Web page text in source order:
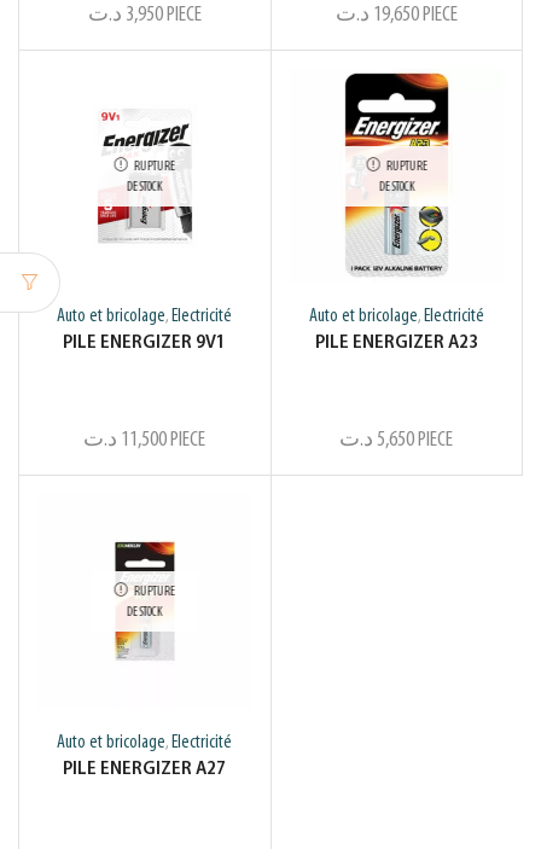
3,950 د.ت PIECE 19,650 د.ت PIECE
RUPTURE
DE STOCK
Auto et bricolage, Electricité
PILE ENERGIZER 9V1
11,500 د.ت PIECE
RUPTURE
DE STOCK
Auto et bricolage, Electricité
PILE ENERGIZER A23
5,650 د.ت PIECE
RUPTURE
DE STOCK
Auto et bricolage, Electricité
PILE ENERGIZER A27